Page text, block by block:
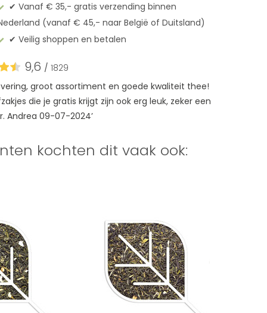
✔︎ Vanaf € 35,- gratis verzending binnen
(vanaf € 45,- naar België of Duitsland)
✔︎ Veilig shoppen en betalen
9,6 / 1829
groot assortiment en goede kwaliteit thee!
die je gratis krijgt zijn ook erg leuk, zeker een
Andrea 09-07-2024’
kochten dit vaak ook: